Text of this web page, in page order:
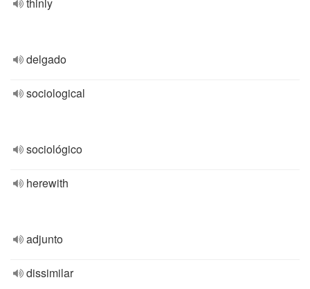
delgado
sociological
sociológico
herewith
adjunto
dissimilar